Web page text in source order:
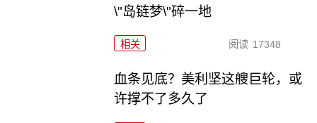
\"岛链梦\"碎一地
相关 阅读 17348
血条见底？美利坚这艘巨轮，或
许撑不了多久了